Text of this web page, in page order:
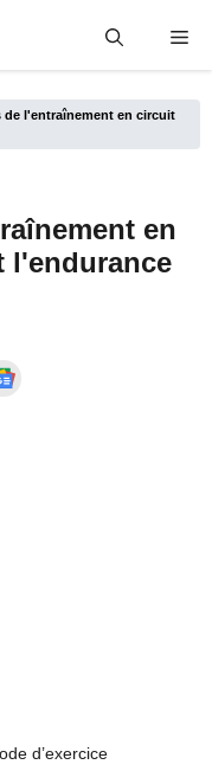
de l'entraînement en circuit
en
l'endurance
d’exercice